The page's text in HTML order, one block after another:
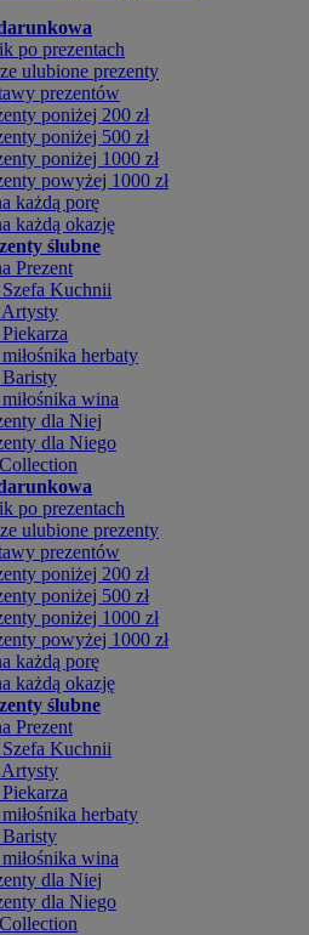
po prezentach
ulubione prezenty
prezentów
poniżej 200 zł
poniżej 500 zł
poniżej 1000 zł
powyżej 1000 zł
każdą porę
każdą okazję
ślubne
Prezent
Kuchnii
herbaty
wina
dla Niej
dla Niego
po prezentach
ulubione prezenty
prezentów
poniżej 200 zł
poniżej 500 zł
poniżej 1000 zł
powyżej 1000 zł
każdą porę
każdą okazję
ślubne
Prezent
Kuchnii
herbaty
wina
dla Niej
dla Niego